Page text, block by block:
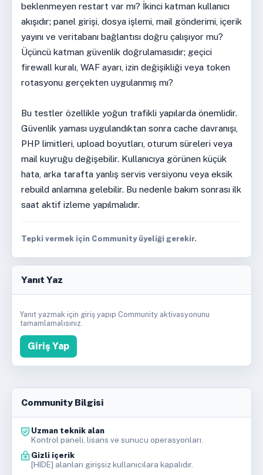
beklenmeyen restart var mı? İkinci katman kullanıcı
akışıdır; panel girişi, dosya işlemi, mail gönderimi, içerik
yayını ve veritabanı bağlantısı doğru çalışıyor mu?
Üçüncü katman güvenlik doğrulamasıdır; geçici
firewall kuralı, WAF ayarı, izin değişikliği veya token
rotasyonu gerçekten uygulanmış mı?
Bu testler özellikle yoğun trafikli yapılarda önemlidir.
Güvenlik yaması uygulandıktan sonra cache davranışı,
PHP limitleri, upload boyutları, oturum süreleri veya
mail kuyruğu değişebilir. Kullanıcıya görünen küçük
hata, arka tarafta yanlış servis versiyonu veya eksik
rebuild anlamına gelebilir. Bu nedenle bakım sonrası ilk
saat aktif izleme yapılmalıdır.
Tepki vermek için Community üyeliği gerekir.
Yanıt Yaz
Yanıt yazmak için giriş yapıp Community aktivasyonunu
tamamlamalısınız.
Giriş Yap
Community Bilgisi
Uzman teknik alan
Kontrol paneli, lisans ve sunucu operasyonları.
Gizli içerik
[HIDE] alanları girişsiz kullanıcılara kapalıdır.